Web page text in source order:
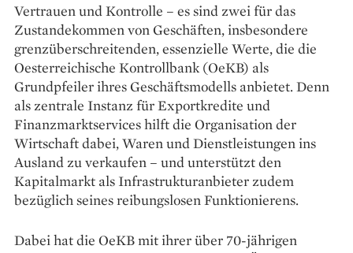
Vertrauen und Kontrolle – es sind zwei für das
Zustandekommen von Geschäften, insbesondere
grenz­überschreitenden, essenzielle Werte, die die
Oesterreichische Kontrollbank (OeKB) als
Grundpfeiler ihres Geschäftsmodells anbietet. Denn
als zentrale Instanz für Export­kredite und
Finanzmarktservices hilft die Organisation der
Wirtschaft dabei, Waren und Dienstleistungen ins
Ausland zu verkaufen – und unterstützt den
Kapitalmarkt als Infrastrukturanbieter zudem
bezüglich seines reibungslosen Funktionierens.
Dabei hat die OeKB mit ihrer über 70-jährigen